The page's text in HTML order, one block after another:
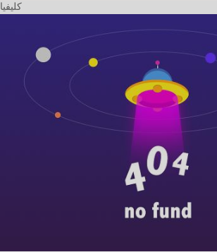
كليفيا